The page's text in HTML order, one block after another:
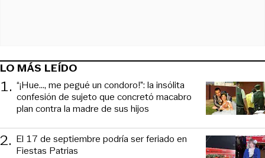
LO MÁS LEÍDO
1. “¡Hue..., me pegué un condoro!”: la insólita
confesión de sujeto que concretó macabro
plan contra la madre de sus hijos
2. El 17 de septiembre podría ser feriado en
Fiestas Patrias